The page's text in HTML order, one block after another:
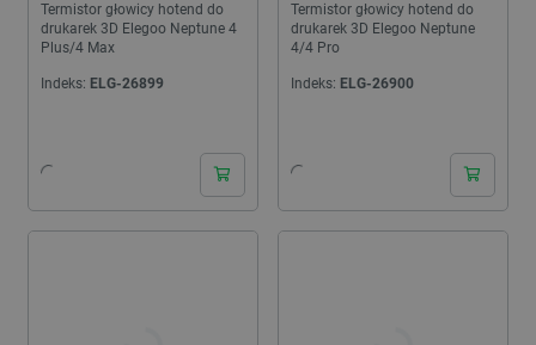
Termistor głowicy hotend do
drukarek 3D Elegoo Neptune 4
Plus/4 Max
Indeks: ELG-26899
Termistor głowicy hotend do
drukarek 3D Elegoo Neptune
4/4 Pro
Indeks: ELG-26900